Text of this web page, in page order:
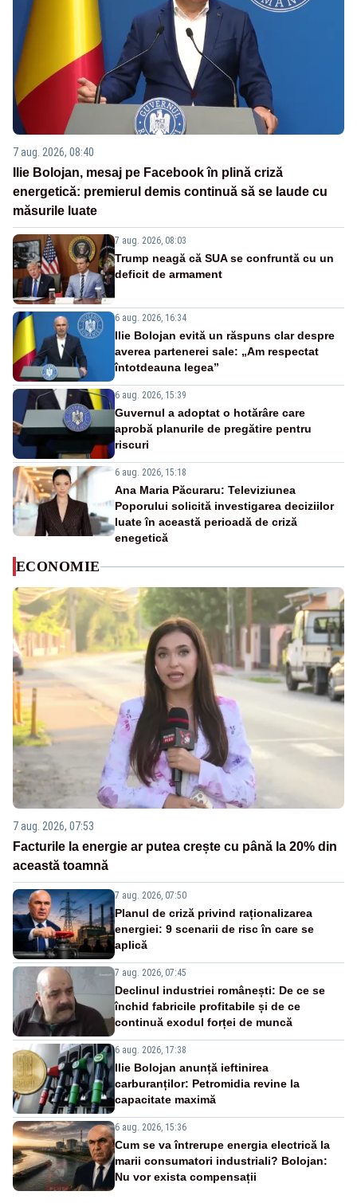
7 aug. 2026, 08:40
Ilie Bolojan, mesaj pe Facebook în plină criză
energetică: premierul demis continuă să se laude cu
măsurile luate
7 aug. 2026, 08:03
Trump neagă că SUA se confruntă cu un
deficit de armament
6 aug. 2026, 16:34
Ilie Bolojan evită un răspuns clar despre
averea partenerei sale: „Am respectat
întotdeauna legea”
6 aug. 2026, 15:39
Guvernul a adoptat o hotărâre care
aprobă planurile de pregătire pentru
riscuri
6 aug. 2026, 15:18
Ana Maria Păcuraru: Televiziunea
Poporului solicită investigarea deciziilor
luate în această perioadă de criză
enegetică
ECONOMIE
7 aug. 2026, 07:53
Facturile la energie ar putea crește cu până la 20% din
această toamnă
7 aug. 2026, 07:50
Planul de criză privind raționalizarea
energiei: 9 scenarii de risc în care se
aplică
7 aug. 2026, 07:45
Declinul industriei românești: De ce se
închid fabricile profitabile și de ce
continuă exodul forței de muncă
6 aug. 2026, 17:38
Ilie Bolojan anunță ieftinirea
carburanților: Petromidia revine la
capacitate maximă
6 aug. 2026, 15:36
Cum se va întrerupe energia electrică la
marii consumatori industriali? Bolojan:
Nu vor exista compensații